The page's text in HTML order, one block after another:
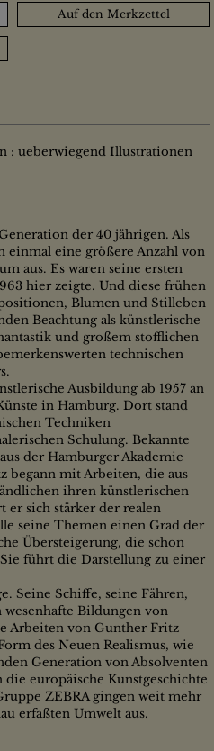
Auf den Merkzettel
: ueberwiegend Illustrationen
der 40 jährigen. Als
einmal eine größere Anzahl von
aus. Es waren seine ersten
hier zeigte. Und diese frühen
Blumen und Stilleben
Beachtung als künstlerische
und großem stofflichen
technischen
Ausbildung ab 1957 an
in Hamburg. Dort stand
Techniken
Schulung. Bekannte
der Hamburger Akademie
begann mit Arbeiten, die aus
ihren künstlerischen
er sich stärker der realen
seine Themen einen Grad der
Übersteigerung, die schon
führt die Darstellung zu einer
Seine Schiffe, seine Fähren,
Bildungen von
Arbeiten von Gunther Fritz
des Neuen Realismus, wie
Generation von Absolventen
europäische Kunstgeschichte
ZEBRA gingen weit mehr
erfaßten Umwelt aus.